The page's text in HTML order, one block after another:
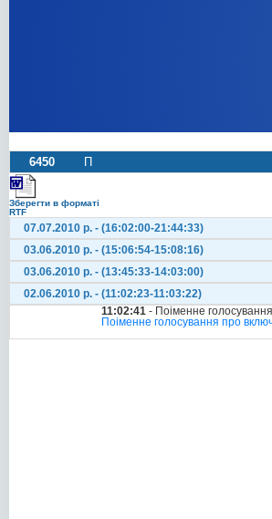
6450 П
Зберегти в форматі
RTF
07.07.2010 р. - (16:02:00-21:44:33)
03.06.2010 р. - (15:06:54-15:08:16)
03.06.2010 р. - (13:45:33-14:03:00)
02.06.2010 р. - (11:02:23-11:03:22)
11:02:41 - Поіменне голосування
Поіменне голосування про